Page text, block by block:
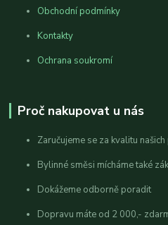
Obchodní podmínky
Kontakty
Ochrana soukromí
Proč nakupovat u nás
Zaručujeme se za kvalitu
Bylinné směsi mícháme také
Dokážeme odborně poradit
Dopravu máte od 2 000,-